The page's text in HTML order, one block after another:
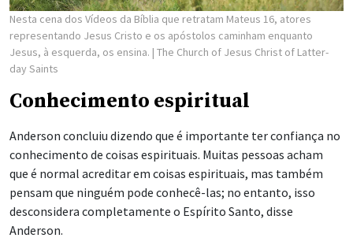
Nesta cena dos Vídeos da Bíblia que retratam Mateus 16, atores
representando Jesus Cristo e os apóstolos caminham enquanto
Jesus, à esquerda, os ensina. | The Church of Jesus Christ of Latter-
day Saints
Conhecimento espiritual
Anderson concluiu dizendo que é importante ter confiança no
conhecimento de coisas espirituais. Muitas pessoas acham
que é normal acreditar em coisas espirituais, mas também
pensam que ninguém pode conhecê-las; no entanto, isso
desconsidera completamente o Espírito Santo, disse
Anderson.